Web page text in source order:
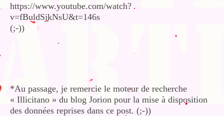
https://www.youtube.com/watch?
v=fBuldSjkNsU&t=146s
(;-))
*Au passage, je remercie le moteur de recherche
« Illicitano » du blog Jorion pour la mise à disposition
des données reprises dans ce post. (;-))